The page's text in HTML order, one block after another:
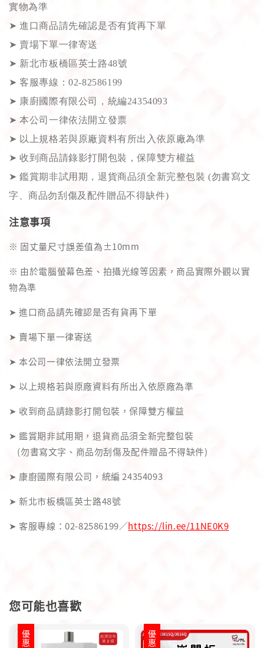
實物為準
➤ 進口商品請先確認是否有貨再下單
➤ 賣場下單一律寄送
➤ 新北市板橋區英士路48號
➤ 客服專線：02-82586199
➤ 康廚國際有限公司，統編24354093
➤ 本公司一律依法開立發票
➤ 以上規格若與原廠資料有所出入依原廠為準
➤ 收到商品請錄影打開包裝，保障雙方權益
➤ 鑑賞期非試用期，退貨商品須全新完整包裝 (勿書寫文
字、商品勿刮傷及配件贈品不得缺件)
注意事項
※ 固丈量尺寸誤差值為±10mm
※ 由於電腦螢幕色差、拍攝光線等因素，商品實際外觀以實
物為準
➤ 進口商品請先確認是否有貨再下單
➤ 賣場下單一律寄送
➤ 本公司一律依法開立發票
➤ 以上規格若與原廠資料有所出入依原廠為準
➤ 收到商品請錄影打開包裝，保障雙方權益
➤ 鑑賞期非試用期，退貨商品須全新完整包裝
(勿書寫文字、商品勿刮傷及配件贈品不得缺件)
➤ 康廚國際有限公司，統編 24354093
➤ 新北市板橋區英士路48號
➤ 客服專線：02-82586199／https://lin.ee/11NE0K9
您可能也喜歡
優惠 優惠